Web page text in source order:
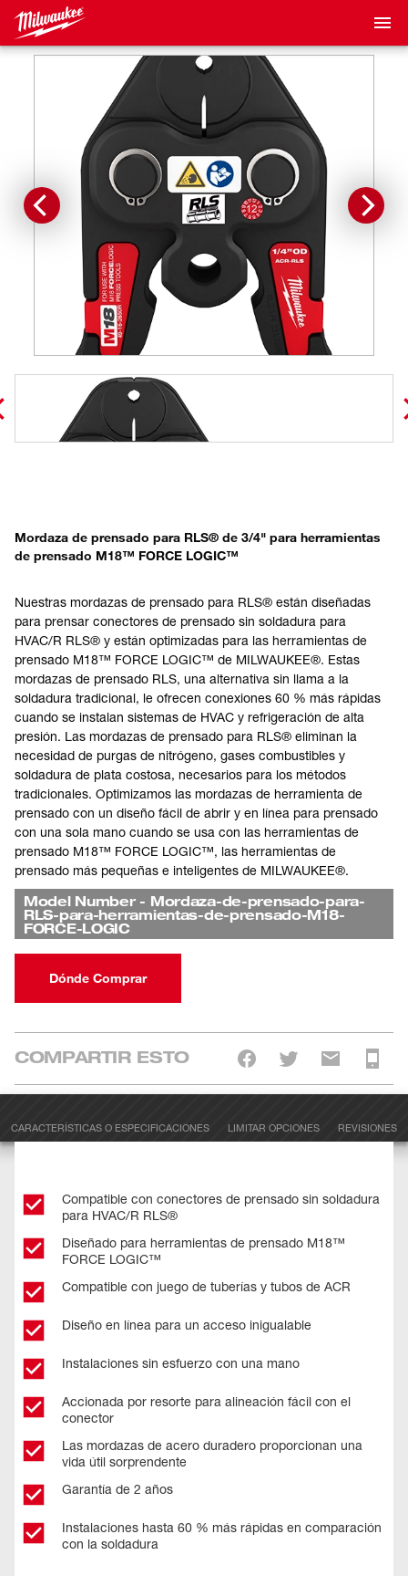
Mordaza de prensado para RLS® de 3/4" para herramientas
de prensado M18™ FORCE LOGIC™
Nuestras mordazas de prensado para RLS® están diseñadas
para prensar conectores de prensado sin soldadura para
HVAC/R RLS® y están optimizadas para las herramientas de
prensado M18™ FORCE LOGIC™ de MILWAUKEE®. Estas
mordazas de prensado RLS, una alternativa sin llama a la
soldadura tradicional, le ofrecen conexiones 60 % más rápidas
cuando se instalan sistemas de HVAC y refrigeración de alta
presión. Las mordazas de prensado para RLS® eliminan la
necesidad de purgas de nitrógeno, gases combustibles y
soldadura de plata costosa, necesarios para los métodos
tradicionales. Optimizamos las mordazas de herramienta de
prensado con un diseño fácil de abrir y en línea para prensado
con una sola mano cuando se usa con las herramientas de
prensado M18™ FORCE LOGIC™, las herramientas de
prensado más pequeñas e inteligentes de MILWAUKEE®.
Model Number- Mordaza-de-prensado-para-
RLS-para-herramientas-de-prensado-M18-
FORCE-LOGIC
Dónde Comprar
COMPARTIR ESTO
CARACTERÍSTICAS O ESPECIFICACIONES LIMITAR OPCIONES REVISIONES
Compatible con conectores de prensado sin soldadura
para HVAC/R RLS®
Diseñado para herramientas de prensado M18™
FORCE LOGIC™
Compatible con juego de tuberías y tubos de ACR
Diseño en línea para un acceso inigualable
Instalaciones sin esfuerzo con una mano
Accionada por resorte para alineación fácil con el
conector
Las mordazas de acero duradero proporcionan una
vida útil sorprendente
Garantía de 2 años
Instalaciones hasta 60 % más rápidas en comparación
con la soldadura